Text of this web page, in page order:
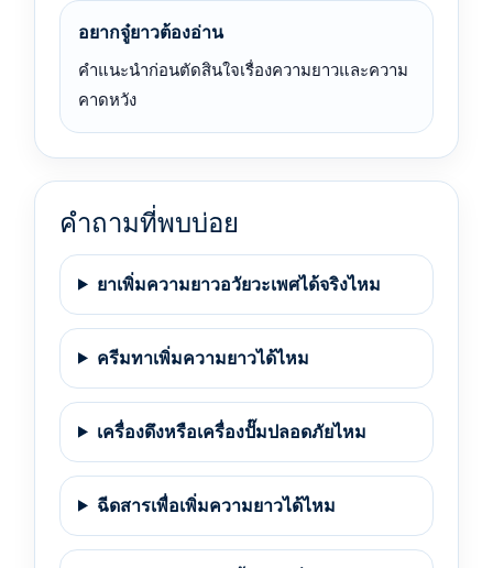
อยากจู๋ยาวต้องอ่าน
คำแนะนำก่อนตัดสินใจเรื่องความยาวและความ
คาดหวัง
คำถามที่พบบ่อย
ยาเพิ่มความยาวอวัยวะเพศได้จริงไหม
ครีมทาเพิ่มความยาวได้ไหม
เครื่องดึงหรือเครื่องปั๊มปลอดภัยไหม
ฉีดสารเพื่อเพิ่มความยาวได้ไหม